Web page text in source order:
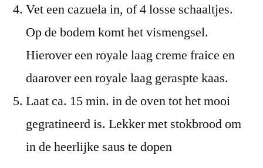
Vet een cazuela in, of 4 losse schaaltjes.
Op de bodem komt het vismengsel.
Hierover een royale laag creme fraice en
daarover een royale laag geraspte kaas.
Laat ca. 15 min. in de oven tot het mooi
gegratineerd is. Lekker met stokbrood om
in de heerlijke saus te dopen